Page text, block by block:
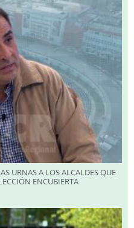
URNAS A LOS ALCALDES QUE
ENCUBIERTA